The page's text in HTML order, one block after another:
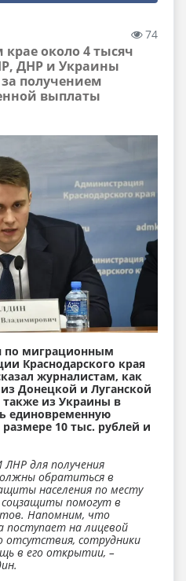
74
около 4 тысяч
ДНР и Украины
получением
выплаты
по миграционным
Краснодарского края
журналистам, как
Донецкой и Луганской
также из Украины в
единовременную
10 тыс. рублей и
для получения
обратиться в
населения по месту
помогут в
Напомним, что
поступает на лицевой
отсутствия, сотрудники
в его открытии, –